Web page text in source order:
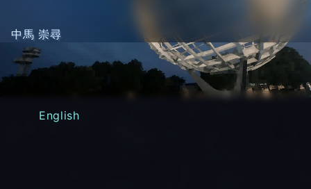
中馬 崇尋
English